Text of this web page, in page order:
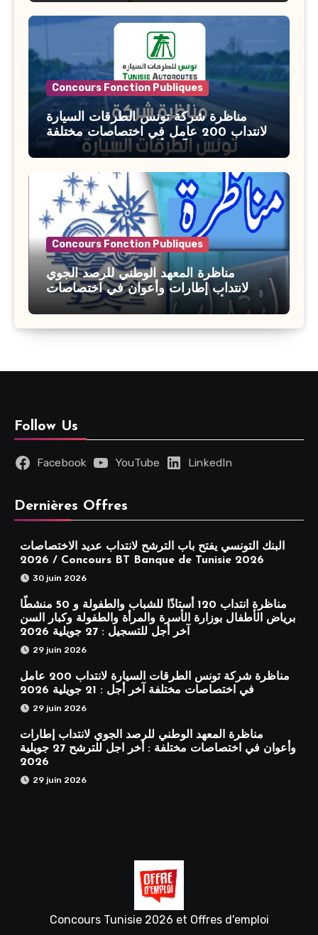
السن آخر أجل للتسجيل : 27 جويلية 2026
Concours Fonction Publiques
مناظرة شركة تونس الطرقات السيارة
لانتداب 200 عامل في اختصاصات مختلفة
آخر أجل : 21 جويلية 2026
Concours Fonction Publiques
مناظرة المعهد الوطني للرصد الجوي
لانتداب إطارات وأعوان في اختصاصات
مختلفة : أخر اجل للترشح 27 جويلية 2026
Follow Us
Facebook YouTube LinkedIn
Dernières Offres
البنك التونسي يفتح باب الترشح لانتداب عديد الاختصاصات
2026 / Concours BT Banque de Tunisie 2026
30 juin 2026
مناظرة انتداب 120 أستاذًا للشباب والطفولة و 50 منشطًا
برياض الأطفال بوزارة الأسرة والمرأة والطفولة وكبار السن
آخر أجل للتسجيل : 27 جويلية 2026
29 juin 2026
مناظرة شركة تونس الطرقات السيارة لانتداب 200 عامل
في اختصاصات مختلفة آخر أجل : 21 جويلية 2026
29 juin 2026
مناظرة المعهد الوطني للرصد الجوي لانتداب إطارات
وأعوان في اختصاصات مختلفة : أخر اجل للترشح 27 جويلية
2026
29 juin 2026
Concours Tunisie 2026 et Offres d'emploi